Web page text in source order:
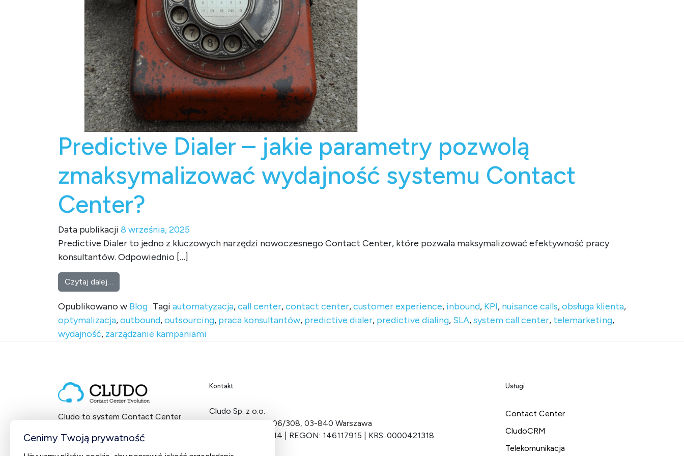
Predictive Dialer – jakie parametry pozwolą
zmaksymalizować wydajność systemu Contact
Center?
Data publikacji 8 września, 2025
Predictive Dialer to jedno z kluczowych narzędzi nowoczesnego Contact Center, które pozwala maksymalizować efektywność pracy
konsultantów. Odpowiednio […]
Czytaj dalej…
Opublikowano w Blog Tagi automatyzacja,call center,contact center,customer experience, inbound, KPI, nuisance calls,obsługa klienta,
optymalizacja,outbound,outsourcing, praca konsultantów, predictive dialer, predictive dialing, SLA,system call center, telemarketing,
wydajność, zarządzanie kampaniami
Cludo to system Contact Center
od 2012 roku.
Kontakt
Cludo Sp. z o.o.
ul. Grochowska 306/308, 03-840 Warszawa
NIP: 701-034-11-14 | REGON: 146117915 | KRS: 0000421318
Usługi
Contact Center
CludoCRM
Telekomunikacja
Cenimy Twoją prywatność